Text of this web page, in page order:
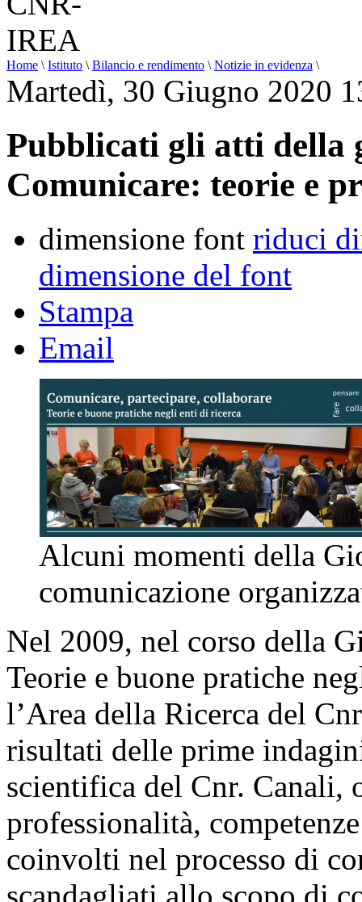
Home \ Istituto \ Bilancio e rendimento \ Notizie in evidenza \
Martedì, 30 Giugno 2020
Pubblicati gli atti della
Comunicare: teorie e
dimensione font riduci
dimensione del font
Stampa
Email
Alcuni momenti della
comunicazione
Nel 2009, nel corso della
Teorie e buone pratiche
l’Area della Ricerca del
risultati delle prime
scientifica del Cnr. Canali,
professionalità,
coinvolti nel processo di
scandagliati allo scopo di